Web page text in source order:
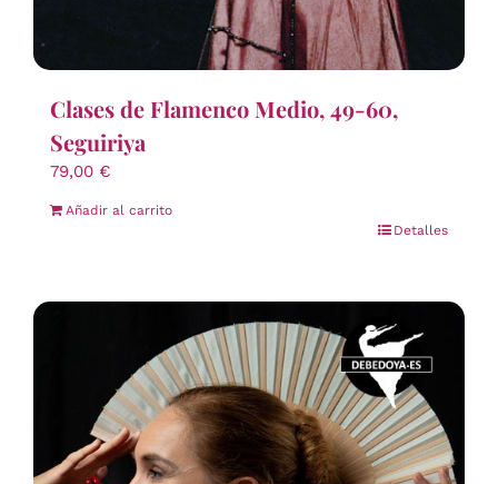
Clases de Flamenco Medio, 49-60,
Seguiriya
79,00 €
Añadir al carrito
Detalles